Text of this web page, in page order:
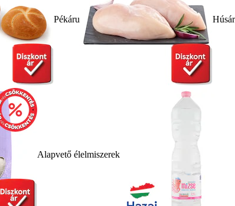
Pékáru
Alapvető élelmiszerek